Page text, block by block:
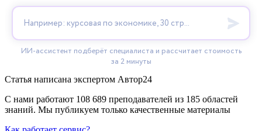
Статья написана экспертом Автор24
С нами работают 108 689 преподавателей из 185 областей
знаний. Мы публикуем только качественные материалы